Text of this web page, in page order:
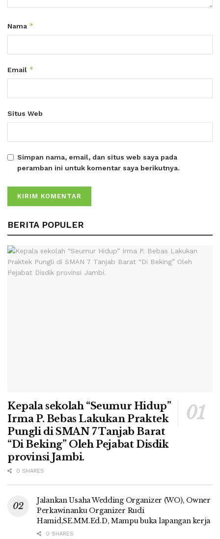
Nama *
Email *
Situs Web
Simpan nama, email, dan situs web saya pada
peramban ini untuk komentar saya berikutnya.
BERITA POPULER
Kepala sekolah “Seumur Hidup”
Irma P. Bebas Lakukan Praktek
Pungli di SMAN 7 Tanjab Barat
“Di Beking” Oleh Pejabat Disdik
provinsi Jambi.
0 SHARES
Jalankan Usaha Wedding Organizer (WO), Owner
Perkawinanku Organizer Rudi
Hamid,SE.MM.Ed.D, Mampu buka lapangan kerja
0 SHARES